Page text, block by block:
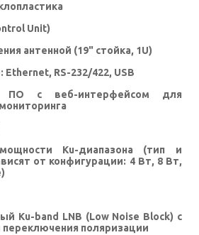
Unit)
антенной (19" стойка, 1U)
RS-232/422, USB
ПО с веб-интерфейсом для
Ku-диапазона (тип и
от конфигурации: 4 Вт, 8 Вт,
Ku-band LNB (Low Noise Block) с
поляризации